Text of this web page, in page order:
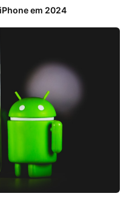
em 2024